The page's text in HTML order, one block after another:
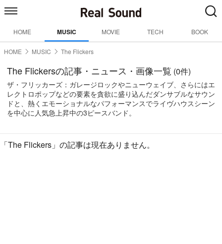
HOME MUSIC MOVIE TECH BOOK
HOME MUSIC The Flickers
The Flickersの記事・ニュース・画像一覧 (0件)
ザ・フリッカーズ：ガレージロックやニューウェイブ、さらにはエ
レクトロポップなどの要素を貪欲に盛り込んだダンサブルなサウン
ドと、熱くエモーショナルなパフォーマンスでライヴハウスシーン
を中心に人気急上昇中の3ピースバンド。
「The Flickers」の記事は現在ありません。